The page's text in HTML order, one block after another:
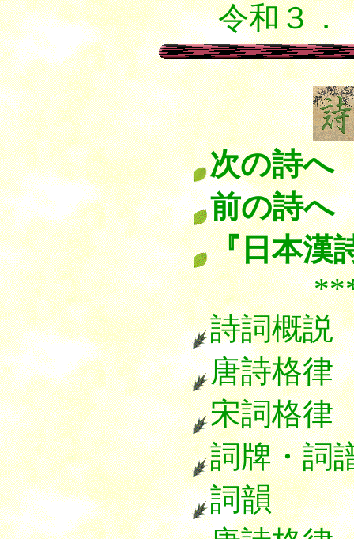
令和３
次の詩へ
前の詩へ
『日本漢
詩詞概説
唐詩格
宋詞格律
詞牌・詞
詞韻